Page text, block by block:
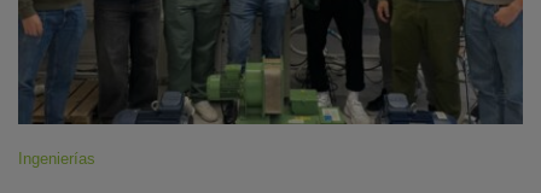
Ingenierías